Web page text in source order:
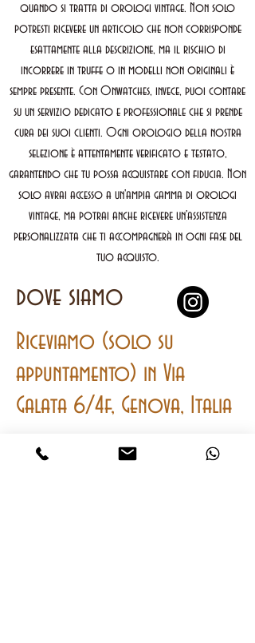
quando si tratta di orologi vintage. Non solo
potresti ricevere un articolo che non corrisponde
esattamente alla descrizione, ma il rischio di
incorrere in truffe o in modelli non originali è
sempre presente. Con Onwatches, invece, puoi contare
su un servizio dedicato e professionale che si prende
cura dei suoi clienti. Ogni orologio della nostra
selezione è attentamente verificato e testato,
garantendo che tu possa acquistare con fiducia. Non
solo avrai accesso a un'ampia gamma di orologi
vintage, ma potrai anche ricevere un'assistenza
personalizzata che ti accompagnerà in ogni fase del
tuo acquisto.
dove siamo
Riceviamo (solo su
appuntamento) in Via
Galata 6/4f, Genova, Italia
contatti